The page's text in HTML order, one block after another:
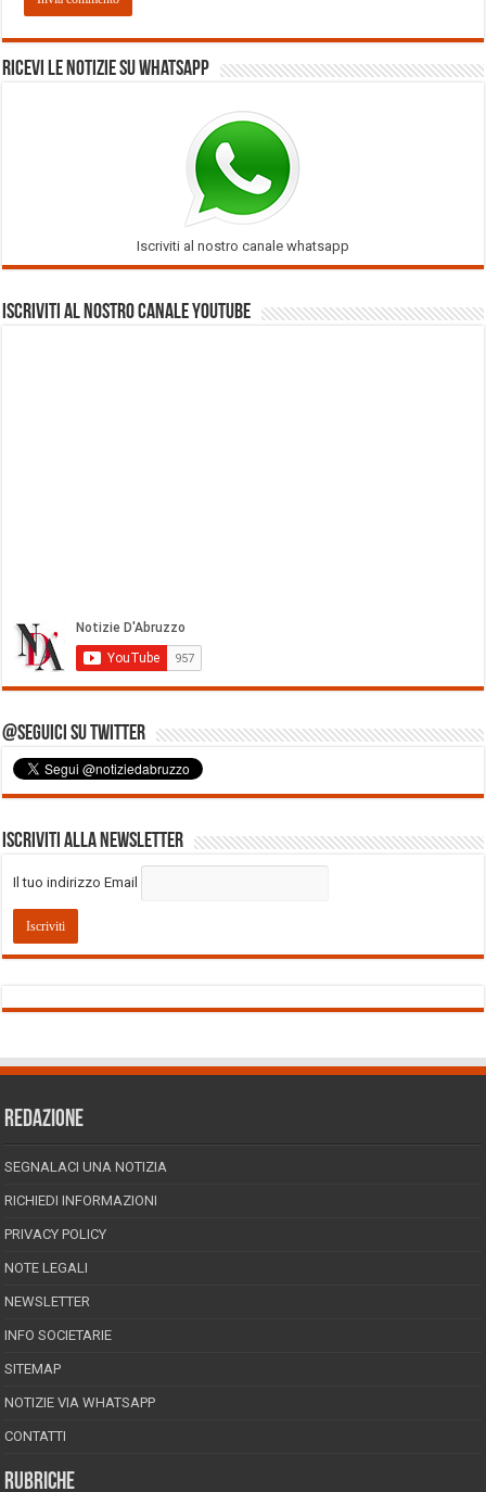
Ricevi le notizie su Whatsapp
Iscriviti al nostro canale whatsapp
Iscriviti al nostro Canale Youtube
@Seguici su Twitter
Iscriviti alla Newsletter
Il tuo indirizzo Email
REDAZIONE
SEGNALACI UNA NOTIZIA
RICHIEDI INFORMAZIONI
PRIVACY POLICY
NOTE LEGALI
NEWSLETTER
INFO SOCIETARIE
SITEMAP
NOTIZIE VIA WHATSAPP
CONTATTI
RUBRICHE